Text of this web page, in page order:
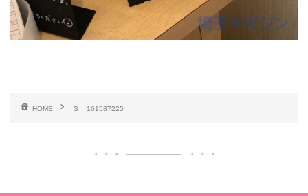
HOME S__161587225